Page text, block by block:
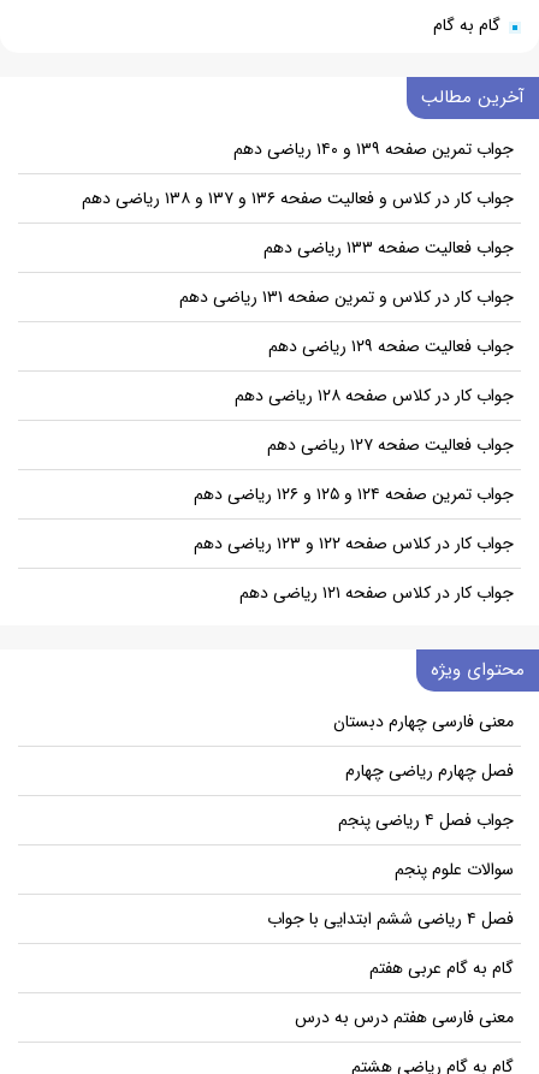
گام به گام
آخرین مطالب
جواب تمرین صفحه ۱۳۹ و ۱۴۰ ریاضی دهم
جواب کار در کلاس و فعالیت صفحه ۱۳۶ و ۱۳۷ و ۱۳۸ ریاضی دهم
جواب فعالیت صفحه ۱۳۳ ریاضی دهم
جواب کار در کلاس و تمرین صفحه ۱۳۱ ریاضی دهم
جواب فعالیت صفحه ۱۲۹ ریاضی دهم
جواب کار در کلاس صفحه ۱۲۸ ریاضی دهم
جواب فعالیت صفحه ۱۲۷ ریاضی دهم
جواب تمرین صفحه ۱۲۴ و ۱۲۵ و ۱۲۶ ریاضی دهم
جواب کار در کلاس صفحه ۱۲۲ و ۱۲۳ ریاضی دهم
جواب کار در کلاس صفحه ۱۲۱ ریاضی دهم
محتوای ویژه
معنی فارسی چهارم دبستان
فصل چهارم ریاضی چهارم
جواب فصل ۴ ریاضی پنجم
سوالات علوم پنجم
فصل ۴ ریاضی ششم ابتدایی با جواب
گام به گام عربی هفتم
معنی فارسی هفتم درس به درس
گام به گام ریاضی هشتم